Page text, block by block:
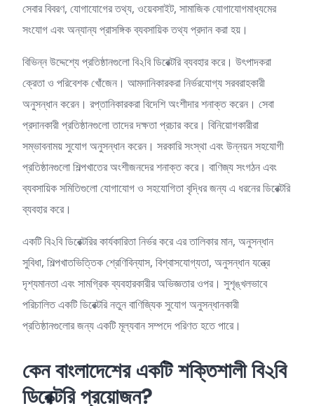
সেবার বিবরণ, যোগাযোগের তথ্য, ওয়েবসাইট, সামাজিক যোগাযোগমাধ্যমের
সংযোগ এবং অন্যান্য প্রাসঙ্গিক ব্যবসায়িক তথ্য প্রদান করা হয়।
বিভিন্ন উদ্দেশ্যে প্রতিষ্ঠানগুলো বি২বি ডিরেক্টরি ব্যবহার করে। উৎপাদকরা
ক্রেতা ও পরিবেশক খোঁজেন। আমদানিকারকরা নির্ভরযোগ্য সরবরাহকারী
অনুসন্ধান করেন। রপ্তানিকারকরা বিদেশি অংশীদার শনাক্ত করেন। সেবা
প্রদানকারী প্রতিষ্ঠানগুলো তাদের দক্ষতা প্রচার করে। বিনিয়োগকারীরা
সম্ভাবনাময় সুযোগ অনুসন্ধান করেন। সরকারি সংস্থা এবং উন্নয়ন সহযোগী
প্রতিষ্ঠানগুলো শিল্পখাতের অংশীজনদের শনাক্ত করে। বাণিজ্য সংগঠন এবং
ব্যবসায়িক সমিতিগুলো যোগাযোগ ও সহযোগিতা বৃদ্ধির জন্য এ ধরনের ডিরেক্টরি
ব্যবহার করে।
একটি বি২বি ডিরেক্টরির কার্যকারিতা নির্ভর করে এর তালিকার মান, অনুসন্ধান
সুবিধা, শিল্পখাতভিত্তিক শ্রেণিবিন্যাস, বিশ্বাসযোগ্যতা, অনুসন্ধান যন্ত্রে
দৃশ্যমানতা এবং সামগ্রিক ব্যবহারকারীর অভিজ্ঞতার ওপর। সুশৃঙ্খলভাবে
পরিচালিত একটি ডিরেক্টরি নতুন বাণিজ্যিক সুযোগ অনুসন্ধানকারী
প্রতিষ্ঠানগুলোর জন্য একটি মূল্যবান সম্পদে পরিণত হতে পারে।
কেনবাংলাদেশেরএকটিশক্তিশালীবি২বি
ডিরেক্টরিপ্রয়োজন?